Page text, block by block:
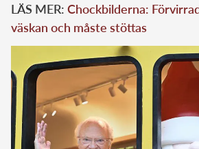
LÄS MER: Chockbilderna:
väskan och måste stöttas